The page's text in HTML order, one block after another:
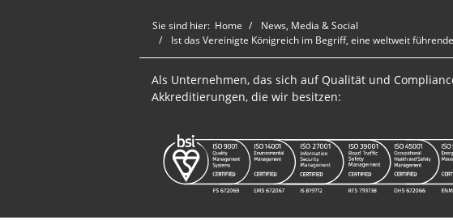
Sie sind hier: Home
News, Media & Social
Ist das Vereinigte Königreich im Begriff, eine weltweit
Als Unternehmen, das sich auf Qualität und
Akkreditierungen, die wir besitzen: